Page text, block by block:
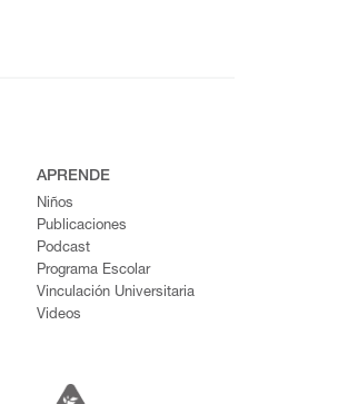
APRENDE
Niños
Publicaciones
Podcast
Programa Escolar
Vinculación Universitaria
Videos